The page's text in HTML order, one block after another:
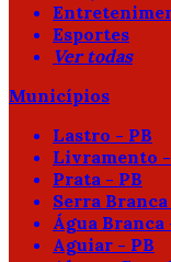
Esportes
Ver todas
Municípios
Lastro - PB
Livramento -
Prata - PB
Serra Branca
Água Branca
Aguiar - PB